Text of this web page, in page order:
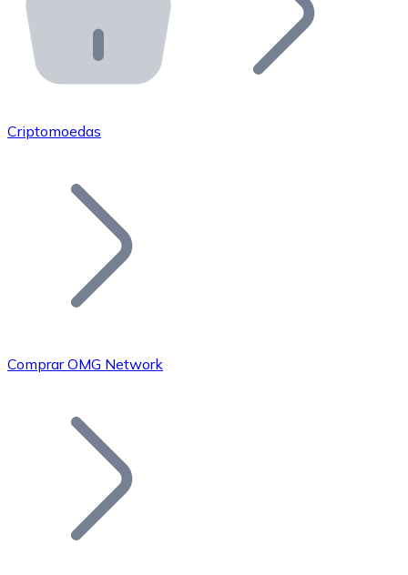
API Bitnovo
Integre nossa API no seu ecossistema.
Junte-se à nossa rede de revendedores e comercialize
Adicione o token do seu projeto ao nosso serviço de
Bitcoin
Criptomoedas
Comprar OMG Network